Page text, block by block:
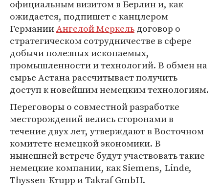
официальным визитом в Берлин и, как
ожидается, подпишет с канцлером
ГерманииАнгелой Меркельдоговор о
стратегическом сотрудничестве в сфере
добычи полезных ископаемых,
промышленности и технологий. В обмен на
сырье Астана рассчитывает получить
доступ к новейшим немецким технологиям.
Переговоры о совместной разработке
месторождений велись сторонами в
течение двух лет, утверждают в Восточном
комитете немецкой экономики. В
нынешней встрече будут участвовать такие
немецкие компании, как Siemens, Linde,
Thyssen-Krupp и Takraf GmbH.